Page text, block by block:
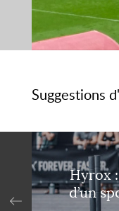
Suggestions
Hyrox
d’un